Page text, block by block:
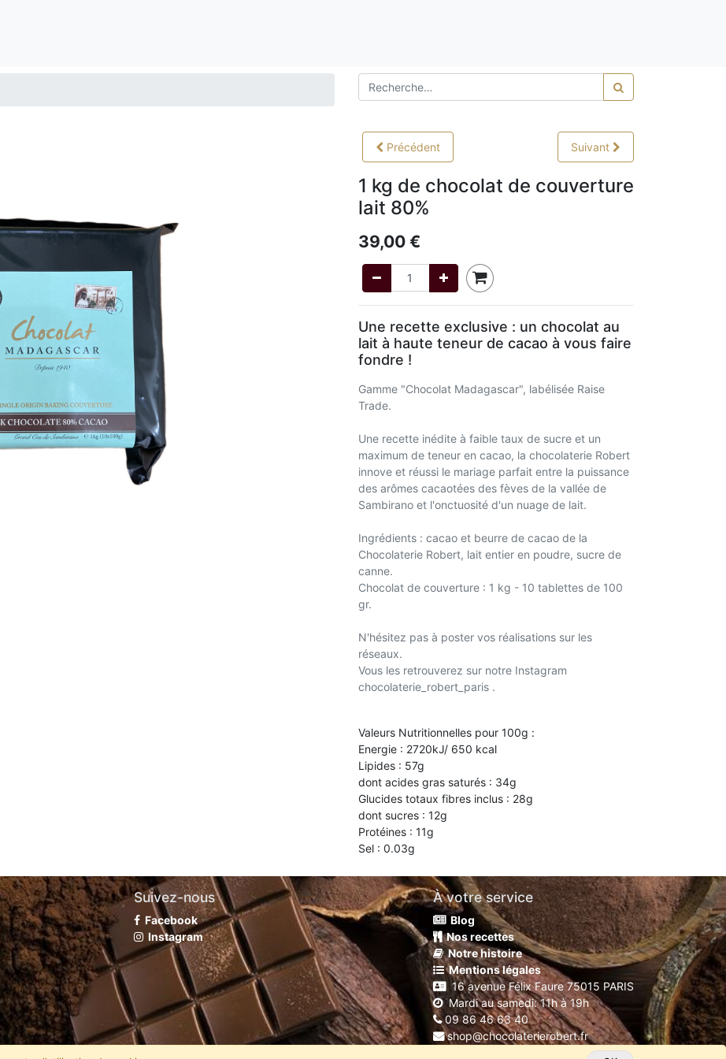
Précédent Suivant
1 kg de chocolat de couverture
lait 80%
39,00 €
Une recette exclusive : un chocolat au
lait à haute teneur de cacao à vous faire
fondre !
Gamme "Chocolat Madagascar", labélisée Raise
Trade.
Une recette inédite à faible taux de sucre et un
maximum de teneur en cacao, la chocolaterie Robert
innove et réussi le mariage parfait entre la puissance
des arômes cacaotées des fèves de la vallée de
Sambirano et l'onctuosité d'un nuage de lait.
Ingrédients : cacao et beurre de cacao de la
Chocolaterie Robert, lait entier en poudre, sucre de
canne.
Chocolat de couverture : 1 kg - 10 tablettes de 100
gr.
N'hésitez pas à poster vos réalisations sur les
réseaux.
Vous les retrouverez sur notre Instagram
chocolaterie_robert_paris .
Valeurs Nutritionnelles pour 100g :
Energie : 2720kJ/ 650 kcal
Lipides : 57g
dont acides gras saturés : 34g
Glucides totaux fibres inclus : 28g
dont sucres : 12g
Protéines : 11g
Sel : 0.03g
Suivez-nous
Facebook
Instagram
À votre service
Blog
Nos recettes
Notre histoire
Mentions légales
16 avenue Félix Faure 75015 PARIS
Mardi au samedi: 11h à 19h
09 86 46 63 40
shop@chocolaterierobert.fr